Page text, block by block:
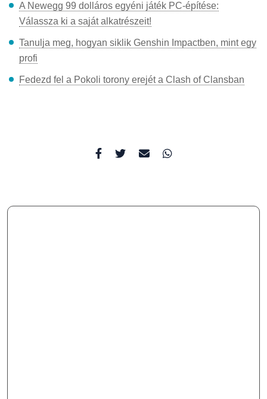
A Newegg 99 dolláros egyéni játék PC-építése:
Válassza ki a saját alkatrészeit!
Tanulja meg, hogyan siklik Genshin Impactben, mint egy
profi
Fedezd fel a Pokoli torony erejét a Clash of Clansban